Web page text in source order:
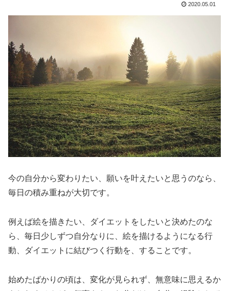
2020.05.01
今の自分から変わりたい、願いを叶えたいと思うのなら、
毎日の積み重ねが大切です。
例えば絵を描きたい、ダイエットをしたいと決めたのな
ら、毎日少しずつ自分なりに、絵を描けるようになる行
動、ダイエットに結びつく行動を、することです。
始めたばかりの頃は、変化が見られず、無意味に思えるか